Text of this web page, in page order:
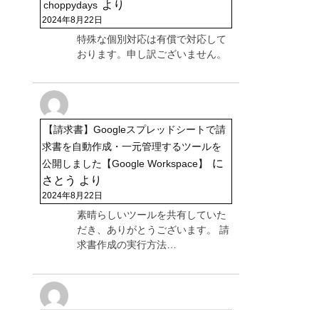
choppydays より
2024年8月22日
特殊な個別対応は有償で対応して
おります。申し訳ございません。
【請求書】Googleスプレッドシートで請
求書を自動作成・一元管理するツールを
公開しました【Google Workspace】
に
さとう より
2024年8月22日
素晴らしいツールを共有していた
だき、ありがとうございます。 請
求書作成の実行方法…